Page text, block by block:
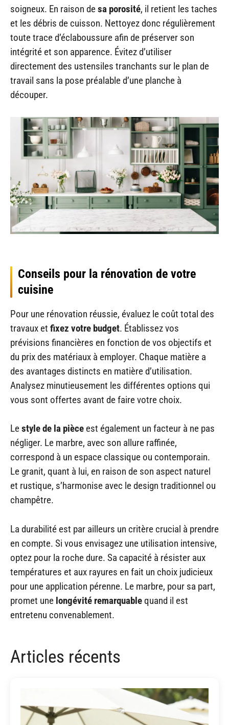
soigneux. En raison desa porosité, il retient les taches
et les débris de cuisson. Nettoyez donc régulièrement
toute trace d’éclaboussure afin de préserver son
intégrité et son apparence. Évitez d’utiliser
directement des ustensiles tranchants sur le plan de
travail sans la pose préalable d’une planche à
découper.
Conseils pour la rénovation de votre
cuisine
Pour une rénovation réussie, évaluez le coût total des
travaux et fixez votre budget. Établissez vos
prévisions financières en fonction de vos objectifs et
du prix des matériaux à employer. Chaque matière a
des avantages distincts en matière d’utilisation.
Analysez minutieusement les différentes options qui
vous sont offertes avant de faire votre choix.
Lestyle de la pièce est également un facteur à ne pas
négliger. Le marbre, avec son allure raffinée,
correspond à un espace classique ou contemporain.
Le granit, quant à lui, en raison de son aspect naturel
et rustique, s’harmonise avec le design traditionnel ou
champêtre.
La durabilité est par ailleurs un critère crucial à prendre
en compte. Si vous envisagez une utilisation intensive,
optez pour la roche dure. Sa capacité à résister aux
températures et aux rayures en fait un choix judicieux
pour une application pérenne. Le marbre, pour sa part,
promet une longévité remarquablequand il est
entretenu convenablement.
Articles récents